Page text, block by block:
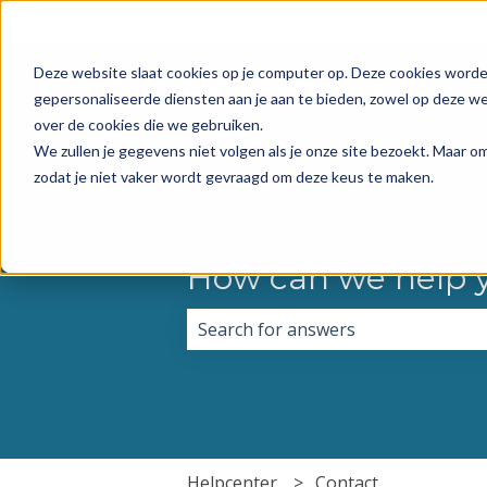
Deze website slaat cookies op je computer op. Deze cookies
gepersonaliseerde diensten aan je aan te bieden, zowel op deze
over de cookies die we gebruiken.
We zullen je gegevens niet volgen als je onze site bezoekt. Maar
zodat je niet vaker wordt gevraagd om deze keus te maken.
How can we help